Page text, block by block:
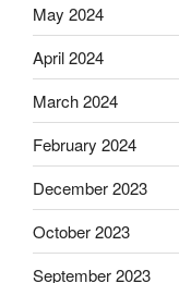
May 2024
April 2024
March 2024
February 2024
December 2023
October 2023
September 2023